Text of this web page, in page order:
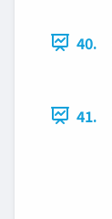
40.
41.